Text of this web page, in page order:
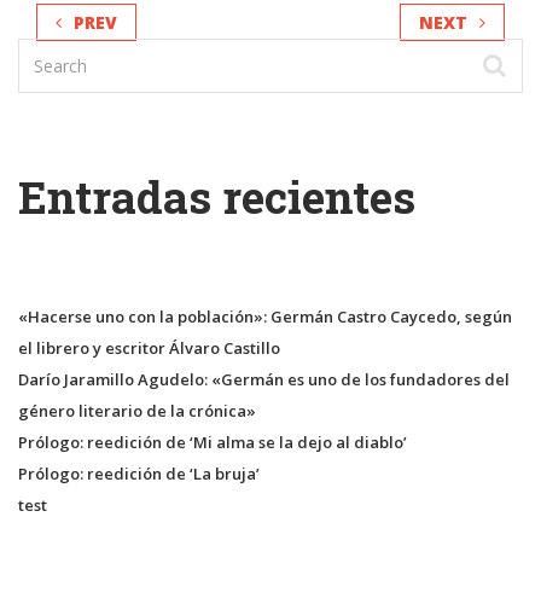
PREV NEXT
Entradas recientes
«Hacerse uno con la población»: Germán Castro Caycedo, según
el librero y escritor Álvaro Castillo
Darío Jaramillo Agudelo: «Germán es uno de los fundadores del
género literario de la crónica»
Prólogo: reedición de ‘Mi alma se la dejo al diablo’
Prólogo: reedición de ‘La bruja’
test